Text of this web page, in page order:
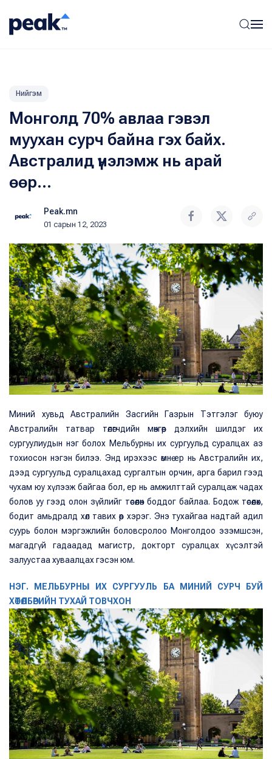
Нийгэм
Монголд 70% авлаа гэвэл
муухан сурч байна гэх байх.
Австралид үнэлэмж нь арай
өөр...
Peak.mn
01 сарын 12, 2023
Миний хувьд Австралийн Засгийн Газрын Тэтгэлэг буюу
Австралийн татвар төлөгчдийн мөнгөөр дэлхийн шилдэг их
сургуулиудын нэг болох Мельбурны их сургуульд суралцах аз
тохиосон нэгэн билээ. Энд ирэхээс өмнө ер нь Австралийн их,
дээд сургуульд суралцахад сургалтын орчин, арга барил гээд
чухам юу хүлээж байгаа бол, ер нь амжилттай суралцаж чадах
болов уу гээд олон зүйлийг төсөөлөн боддог байлаа. Бодож төсөөлөх,
бодит амьдралд хөл тавих өөр хэрэг. Энэ тухайгаа надтай адил
суурь болон мэргэжлийн боловсролоо Монголдоо эзэмшсэн,
магадгүй гадаадад магистр, докторт суралцах хүсэлтэй
залуустаа хуваалцах гэсэн юм.
НЭГ. МЕЛЬБУРНЫ ИХ СУРГУУЛЬ БА МИНИЙ СУРЧ БУЙ
ХӨТӨЛБӨРИЙН ТУХАЙ ТОВЧХОН